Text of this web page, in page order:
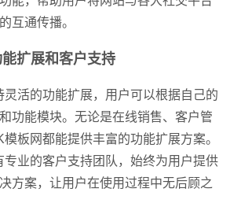
互通传播。
扩展和客户支持
活的功能扩展，用户可以根据自己的
功能模块。无论是在线销售、客户管
板网都能提供丰富的功能扩展方案。
专业的客户支持团队，始终为用户提供
方案，让用户在使用过程中无后顾之